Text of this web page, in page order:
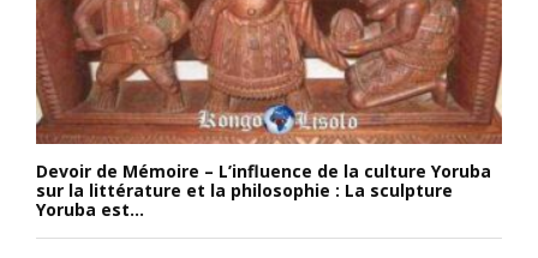
Devoir de Mémoire – L’influence de la culture Yoruba
sur la littérature et la philosophie : La sculpture
Yoruba est...